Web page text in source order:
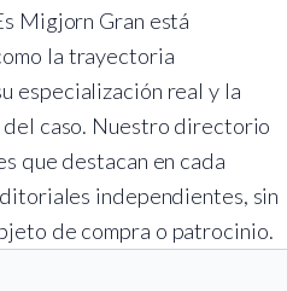
Migjorn Gran está
la trayectoria
especialización real y la
caso. Nuestro directorio
que destacan en cada
independientes, sin
de compra o patrocinio.